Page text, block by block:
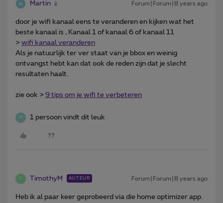
Martin Forum|Forum|8 years ago
door je wifi kanaal eens te veranderen en kijken wat het
beste kanaal is , Kanaal 1 of kanaal 6 of kanaal 11
> wifi kanaal veranderen
Als je natuurlijk ter ver staat van je bbox en weinig
ontvangst hebt kan dat ook de reden zijn dat je slecht
resultaten haalt.
zie ook > 9 tips om je wifi te verbeteren
W 1 persoon vindt dit leuk
TimothyM AUTEUR Forum|Forum|8 years ago
Heb ik al paar keer geprobeerd via die home optimizer app.